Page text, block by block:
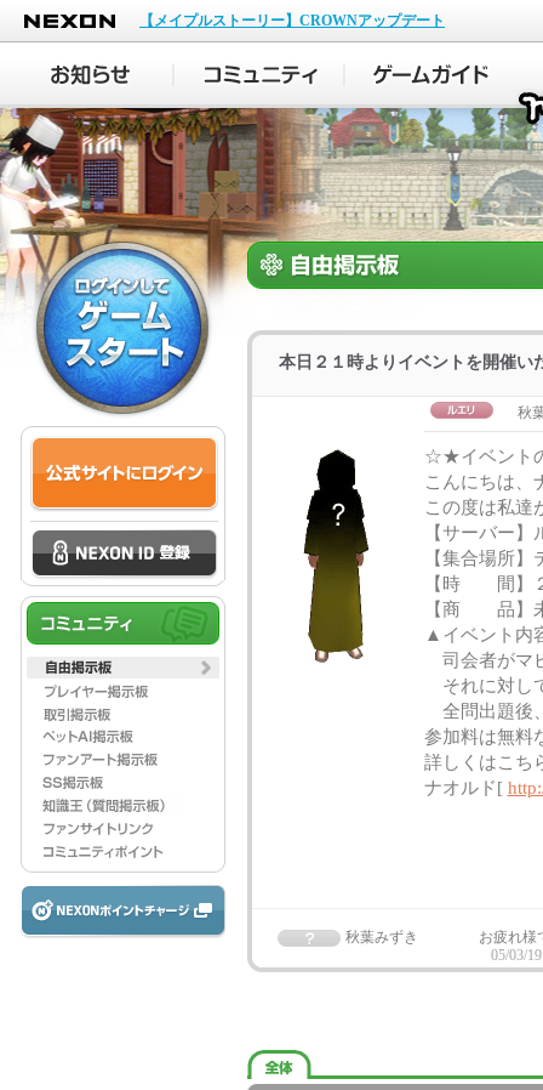
NEXON
【メイプルストーリー】CROWNアップデート
本日２１時よりイベントを開催い
秋
☆★イベント
こんにちは、
この度は私達
【サーバー
【集合場所
【時 間】
【商 品】
▲イベント内
司会者がマ
それに対し
全問出題後
参加料は無料
詳しくはこち
ナオルド[
秋葉みずき
お疲れ様
05/03/